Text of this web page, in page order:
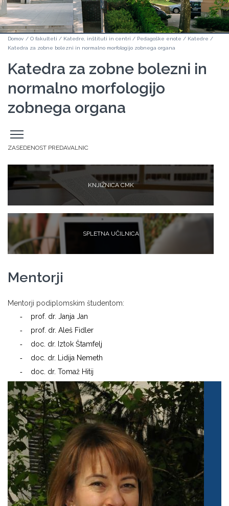
Domov / O fakulteti / Katedre, inštituti in centri / Pedagoške enote / Katedre /
Katedra za zobne bolezni in normalno morfologijo zobnega organa
Katedra za zobne bolezni in
normalno morfologijo
zobnega organa
Odpri
stranski
meni
ZASEDENOST PREDAVALNIC
KNJIŽNICA CMK
SPLETNA UČILNICA
Mentorji
Mentorji podiplomskim študentom:
- prof. dr. Janja Jan
- prof. dr. Aleš Fidler
- doc. dr. Iztok Štamfelj
- doc. dr. Lidija Nemeth
- doc. dr. Tomaž Hitij